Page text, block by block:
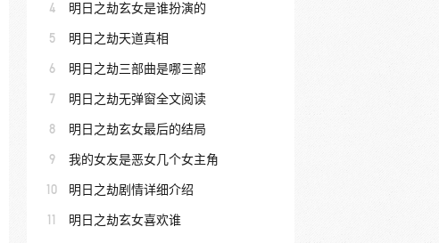
4 明日之劫玄女是谁扮演的
5 明日之劫天道真相
6 明日之劫三部曲是哪三部
7 明日之劫无弹窗全文阅读
8 明日之劫玄女最后的结局
9 我的女友是恶女几个女主角
10 明日之劫剧情详细介绍
11 明日之劫玄女喜欢谁